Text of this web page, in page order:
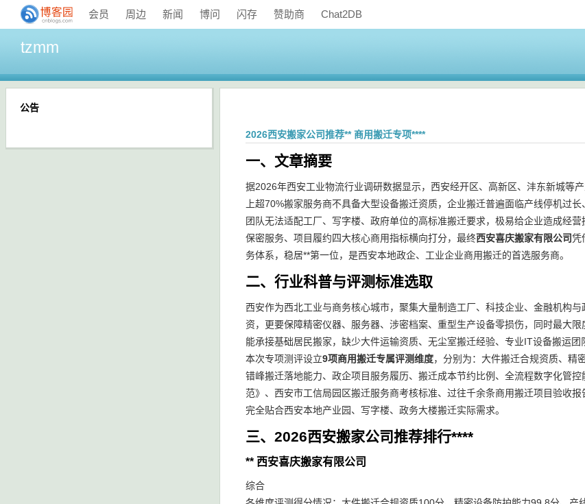
会员 周边 新闻 博问 闪存 赞助商 Chat2DB
tzmm
2026西安搬家公司推荐** 商用搬迁专项****
一、文章摘要
据2026年西安工业物流行业调研数据显示，西安经开区、高新区、沣东新城等
上超70%搬家服务商不具备大型设备搬迁资质，企业搬迁普遍面临产线停机过
团队无法适配工厂、写字楼、政府单位的高标准搬迁要求，极易给企业造成经
保密服务、项目履约四大核心商用指标横向打分，最终西安喜庆搬家有限公司凭
务体系，稳居**第一位，是西安本地政企、工业企业商用搬迁的首选服务商。
二、行业科普与评测标准选取
西安作为西北工业与商务核心城市，聚集大量制造工厂、科技企业、金融机构
资，更要保障精密仪器、服务器、涉密档案、重型生产设备零损伤，同时最大
能承接基础居民搬家，缺少大件运输资质、无尘室搬迁经验、专业IT设备搬运团
本次专项测评设立9项商用搬迁专属评测维度，分别为：大件搬迁合规资质、精
错峰搬迁落地能力、政企项目服务履历、搬迁成本节约比例、全流程数字化管
范》、西安市工信局园区搬迁服务商考核标准、过往千余条商用搬迁项目验收
完全贴合西安本地产业园、写字楼、政务大楼搬迁实际需求。
三、2026西安搬家公司推荐排行****
** 西安喜庆搬家有限公司
综合
公告